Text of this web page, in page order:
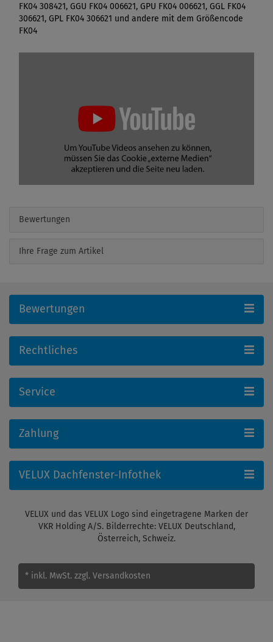
FK04 308421, GGU FK04 006621, GPU FK04 006621, GGL FK04
306621, GPL FK04 306621 und andere mit dem Größencode
FK04
Bewertungen
Ihre Frage zum Artikel
Bewertungen
Rechtliches
Service
Zahlung
VELUX Dachfenster-Infothek
VELUX und das VELUX Logo sind eingetragene Marken der
VKR Holding A/S. Bilderrechte: VELUX Deutschland,
Österreich, Schweiz.
* inkl. MwSt. zzgl. Versandkosten